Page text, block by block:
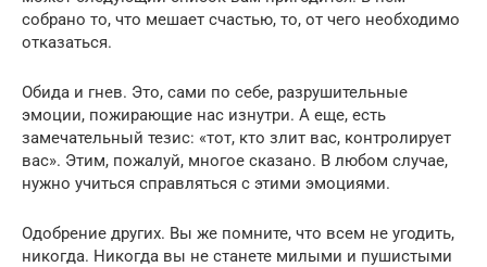
собрано то, что мешает счастью, то, от чего необходимо
отказаться.
Обида и гнев. Это, сами по себе, разрушительные
эмоции, пожирающие нас изнутри. А еще, есть
замечательный тезис: «тот, кто злит вас, контролирует
вас». Этим, пожалуй, многое сказано. В любом случае,
нужно учиться справляться с этими эмоциями.
Одобрение других. Вы же помните, что всем не угодить,
никогда. Никогда вы не станете милыми и пушистыми